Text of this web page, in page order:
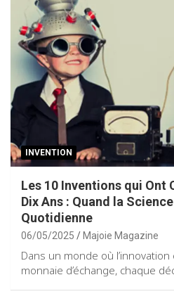
INVENTION
Les 10 Inventions qui Ont
Dix Ans : Quand la
Quotidienne
06/05/2025 Majoie Magazine
Dans un monde où
monnaie d’échange, chaque